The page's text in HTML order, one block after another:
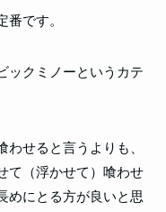
です。
ックミノーというカテ
せると言うよりも、
て（浮かせて）喰わせ
めにとる方が良いと思